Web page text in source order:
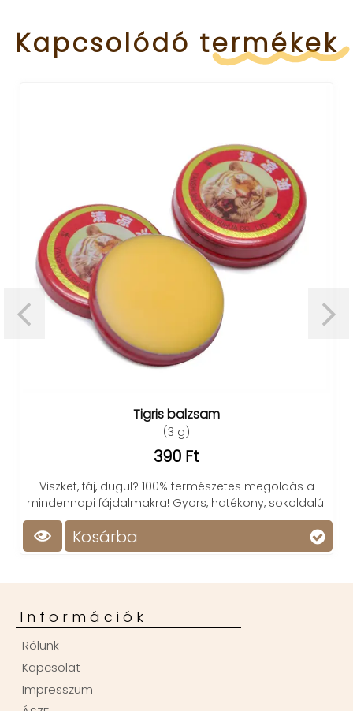
Kapcsolódó termékek
Tigris balzsam
(3 g)
390 Ft
Viszket, fáj, dugul? 100% természetes megoldás a
mindennapi fájdalmakra! Gyors, hatékony, sokoldalú!
Kosárba
Információk
Rólunk
Kapcsolat
Impresszum